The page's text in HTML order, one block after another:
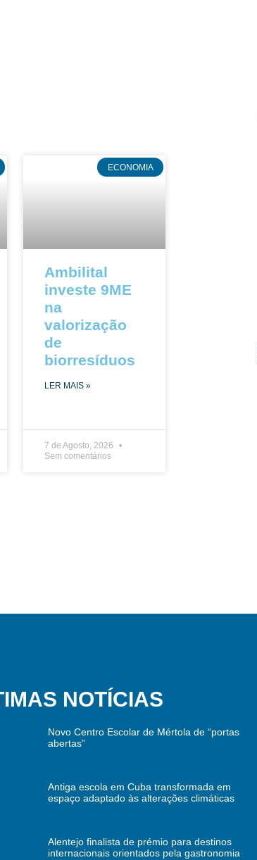
ECONOMIA
Ambilital
investe 9ME
na
valorização
de
biorresíduos
LER MAIS »
7 de Agosto, 2026
Sem comentários
NOTÍCIAS
Novo Centro Escolar de Mértola de “portas
abertas”
Antiga escola em Cuba transformada em
espaço adaptado às alterações climáticas
Alentejo finalista de prémio para destinos
internacionais orientados pela gastronomia